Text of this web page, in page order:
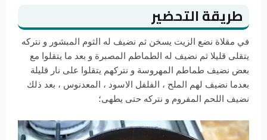
طريقة التحضير
في مقلاة نضع الزيت يسخن ثم نضيف له الثوم المبشور و نتركه
يتقلى قليلا ثم نضيف له الطماطم المصبرة و بعد ما يتقلوا مع
بعض نضيف طماطم المهروسة و نتركهم يتقلوا على نار قليلة
بعدما نضيف لهم الملح ، الفلفل الاسود ، المعدنوس ، بعد ذلك
نضيف اللحم المفروم و نتركه حتى يطهى؛